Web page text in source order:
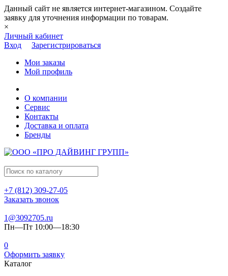
Данный сайт не является интернет-магазином. Создайте
заявку для уточнения информации по товарам.
×
Личный кабинет
Вход
Зарегистрироваться
Мои заказы
Мой профиль
О компании
Сервис
Контакты
Доставка и оплата
Бренды
+7 (812) 309-27-05
Заказать звонок
1@3092705.ru
Пн—Пт 10:00—18:30
0
Оформить заявку
Каталог